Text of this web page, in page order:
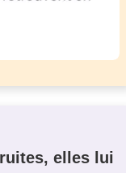
elles lui